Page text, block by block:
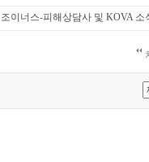
조이너스-피해상담사 및 KOVA 소